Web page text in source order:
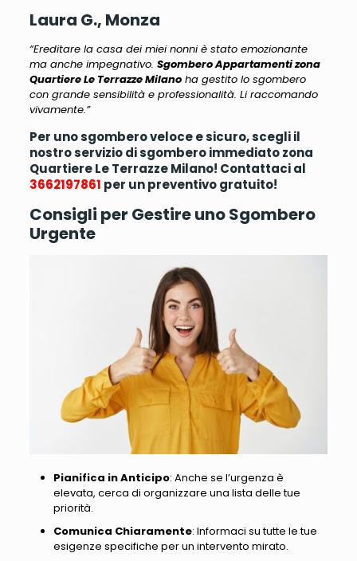
Laura G., Monza
“Ereditare la casa dei miei nonni è stato emozionante
ma anche impegnativo. Sgombero Appartamenti zona
Quartiere Le Terrazze Milanoha gestito lo sgombero
con grande sensibilità e professionalità. Li raccomando
vivamente.”
Per uno sgombero veloce e sicuro, scegli il
nostro servizio di sgombero immediato zona
Quartiere Le Terrazze Milano! Contattaci al
3662197861 per un preventivo gratuito!
Consigli per Gestire uno Sgombero
Urgente
Pianifica in Anticipo: Anche se l’urgenza è
elevata, cerca di organizzare una lista delle tue
priorità.
Comunica Chiaramente: Informaci su tutte le tue
esigenze specifiche per un intervento mirato.